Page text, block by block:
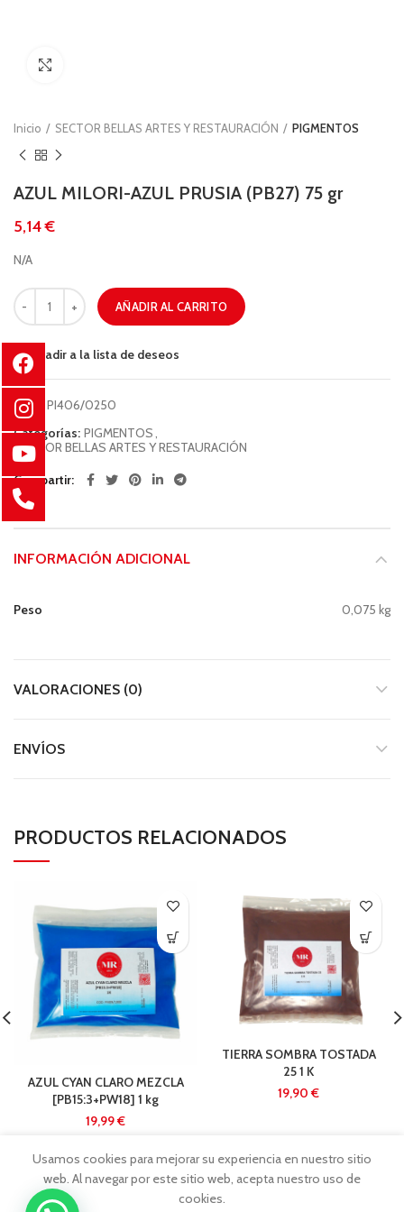
Inicio SECTOR BELLAS ARTES Y RESTAURACIÓN PIGMENTOS
AZUL MILORI-AZUL PRUSIA (PB27) 75 gr
€
N/A
AÑADIR AL CARRITO
Añadir a la lista de deseos
COD: PI406/0250
Categorías: PIGMENTOS,
SECTOR BELLAS ARTES Y RESTAURACIÓN
Compartir
INFORMACIÓN ADICIONAL
Peso 0,075 kg
VALORACIONES (0)
ENVÍOS
PRODUCTOS RELACIONADOS
AZUL CYAN CLARO MEZCLA
[PB15:3+PW18] 1 kg
€
TIERRA SOMBRA TOSTADA
25 1 K
€
Usamos cookies para mejorar su experiencia en nuestro sitio
web. Al navegar por este sitio web, acepta nuestro uso de
cookies.